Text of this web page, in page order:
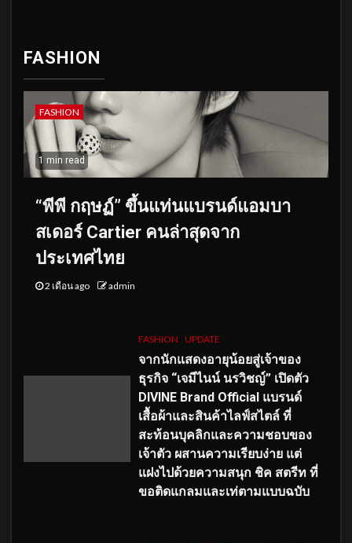
FASHION
FASHION
1 min read
“พีพี กฤษฏ์” ขึ้นแท่นแบรนด์แอมบา
สเดอร์ Cartier คนล่าสุดจาก
ประเทศไทย
2 เดือน ago admin
FASHION UPDATE
จากนักแสดงอายุน้อยสู่เจ้าของ
ธุรกิจ “เจมีไนน์ นรวิชญ์” เปิดตัว
DIVINE Brand Official แบรนด์
เสื้อผ้าและสินค้าไลฟ์สไตล์ ที่
สะท้อนบุคลิกและความชอบของ
เจ้าตัว ผสานความเรียบง่าย แต่
แฝงไปด้วยความสนุก ชิค สตรีท ที่
ขอติดแกลมและเท่ตามแบบฉบับ